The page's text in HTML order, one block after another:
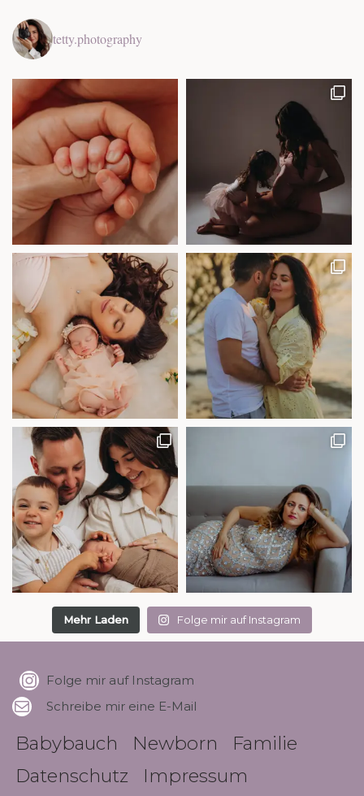
tetty.photography
Mehr Laden Folge mir auf Instagram
Folge mir auf Instagram
Schreibe mir eine E-Mail
Babybauch Newborn
Familie
Datenschutz
Impressum